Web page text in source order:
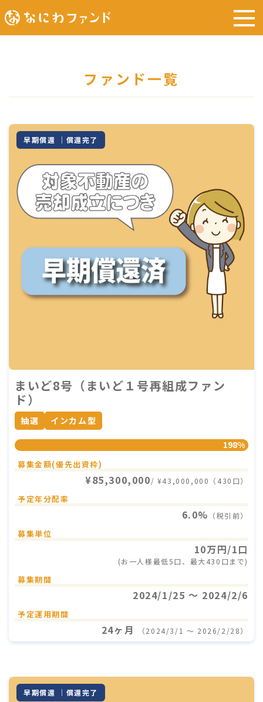
ファンド一覧
早期償還 ｜償還完了
まいど8号（まいど１号再組成ファン
ド）
抽選 インカム型
198%
募集金額(優先出資枠)
¥85,300,000/ ¥43,000,000（430口）
予定年分配率
6.0% （税引前）
募集単位
10万円/1口
(お一人様最低5口、最大430口まで)
募集期間
2024/1/25 〜 2024/2/6
予定運用期間
24ヶ月 （2024/3/1 〜 2026/2/28）
早期償還 ｜償還完了